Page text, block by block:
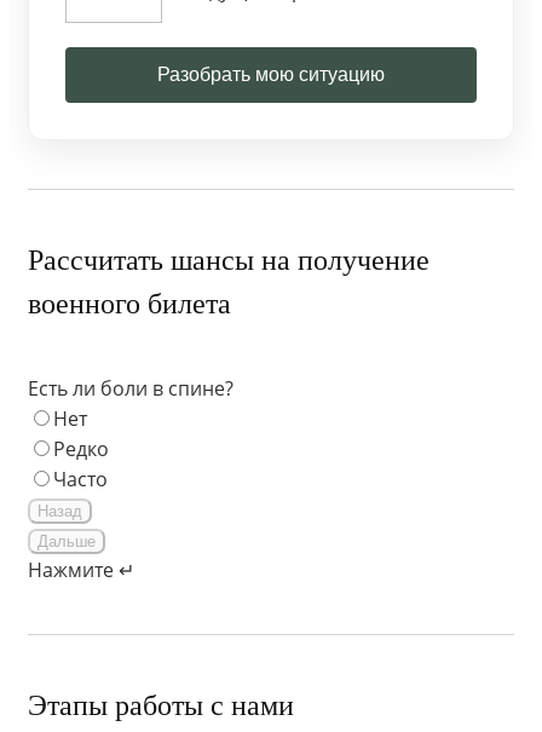
Разобрать мою ситуацию
Рассчитать шансы на получение
военного билета
Есть ли боли в спине?
Нет
Редко
Часто
Назад
Дальше
Нажмите ↵
Этапы работы с нами